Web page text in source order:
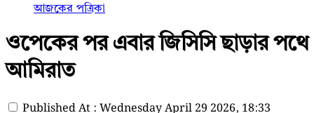
আজকের পত্রিকা
ওপেকের পর এবার জিসিসি ছাড়ার পথে
আমিরাত
Published At : Wednesday April 29 2026, 18:33